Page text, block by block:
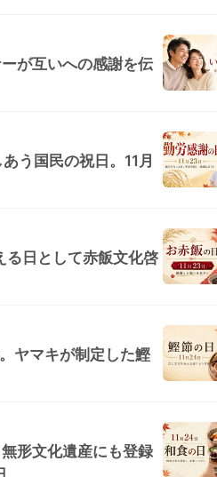
が互いへの感謝を伝
う国民の祝日。11月
る日として赤飯文化啓
ヤマキが制定した鰹
形文化遺産にも登録